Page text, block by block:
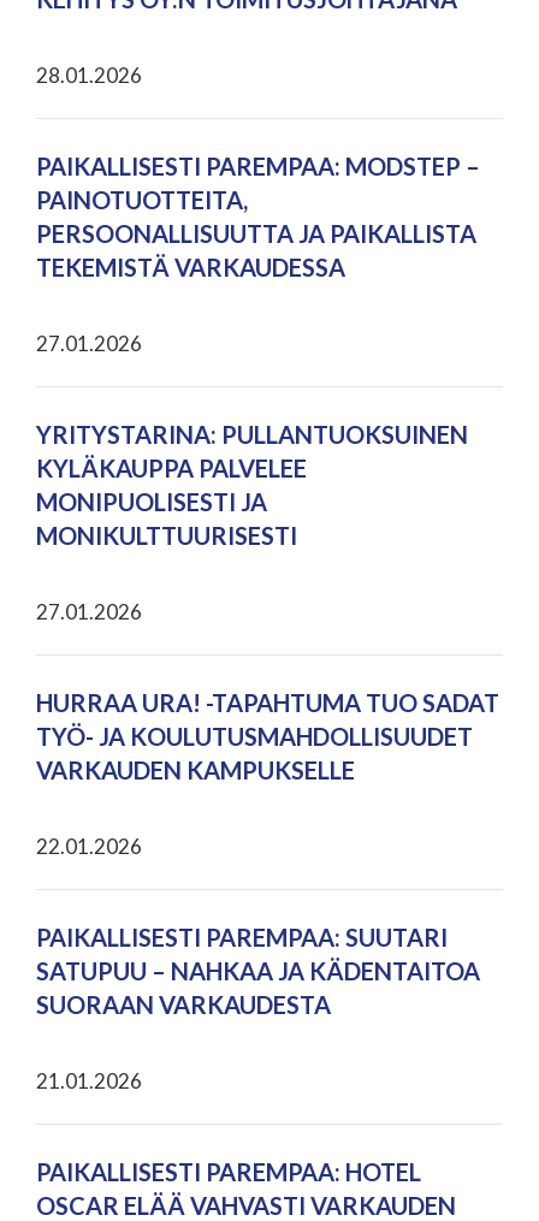
28.01.2026
PAIKALLISESTI PAREMPAA: MODSTEP –
PAINOTUOTTEITA,
PERSOONALLISUUTTA JA PAIKALLISTA
TEKEMISTÄ VARKAUDESSA
27.01.2026
YRITYSTARINA: PULLANTUOKSUINEN
KYLÄKAUPPA PALVELEE
MONIPUOLISESTI JA
MONIKULTTUURISESTI
27.01.2026
HURRAA URA! -TAPAHTUMA TUO SADAT
TYÖ- JA KOULUTUSMAHDOLLISUUDET
VARKAUDEN KAMPUKSELLE
22.01.2026
PAIKALLISESTI PAREMPAA: SUUTARI
SATUPUU – NAHKAA JA KÄDENTAITOA
SUORAAN VARKAUDESTA
21.01.2026
PAIKALLISESTI PAREMPAA: HOTEL
OSCAR ELÄÄ VAHVASTI VARKAUDEN